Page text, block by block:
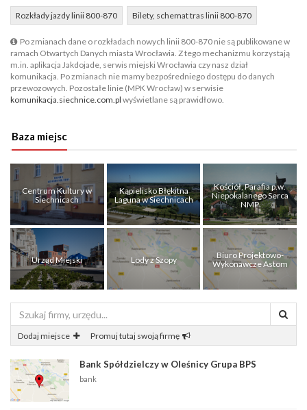
Rozkłady jazdy linii 800-870 Bilety, schemat tras linii 800-870
Po zmianach dane o rozkładach nowych linii 800-870 nie są publikowane w
ramach Otwartych Danych miasta Wrocławia. Z tego mechanizmu korzystają
m.in. aplikacja Jakdojade, serwis miejski Wrocławia czy nasz dział
komunikacja. Po zmianach nie mamy bezpośredniego dostępu do danych
przewozowych. Pozostałe linie (MPK Wrocław) w serwisie
komunikacja.siechnice.com.pl wyświetlane są prawidłowo.
Baza miejsc
Centrum Kultury w
Siechnicach
Kąpielisko Błękitna
Laguna w Siechnicach
Kościół, Parafia p.w.
Niepokalanego Serca
NMP
Urząd Miejski Lody z Szopy
Biuro Projektowo-
Wykonawcze Astom
Dodaj miejsce Promuj tutaj swoją firmę
Bank Spółdzielczy w Oleśnicy Grupa BPS
bank